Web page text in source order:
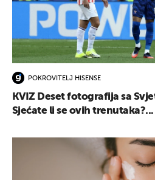
POKROVITELJ HISENSE
KVIZ Deset fotografija sa
Sjećate li se ovih trenutaka?...
UKLJUČITE